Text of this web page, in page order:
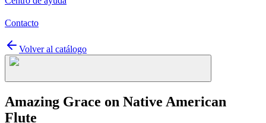
Contacto
Volver al catálogo
Amazing Grace on Native American
Flute